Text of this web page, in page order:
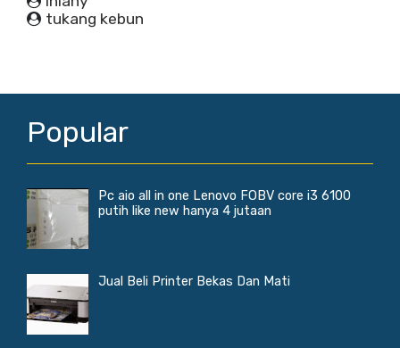
tukang kebun
Popular
Pc aio all in one Lenovo FOBV core i3 6100
putih like new hanya 4 jutaan
Jual Beli Printer Bekas Dan Mati